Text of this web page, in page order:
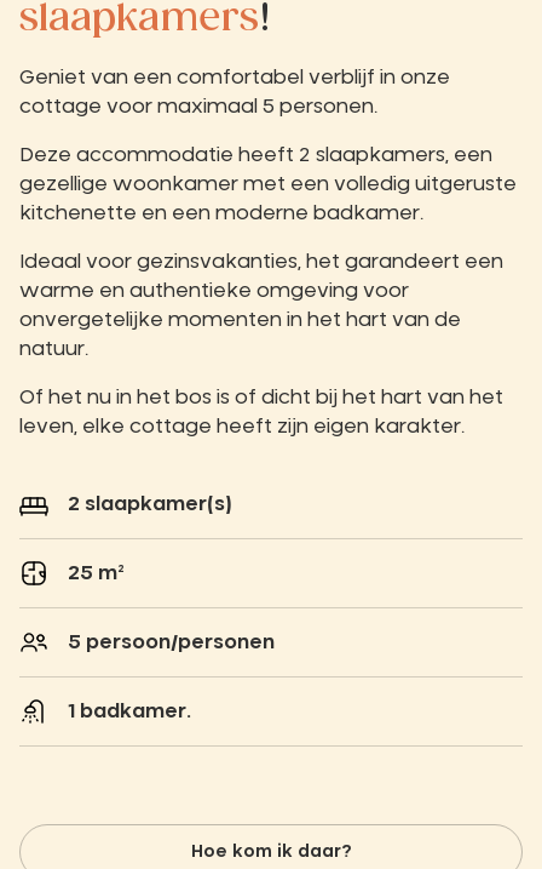
slaapkamers!
Geniet van een comfortabel verblijf in onze
cottage voor maximaal 5 personen.
Deze accommodatie heeft 2 slaapkamers, een
gezellige woonkamer met een volledig uitgeruste
kitchenette en een moderne badkamer.
Ideaal voor gezinsvakanties, het garandeert een
warme en authentieke omgeving voor
onvergetelijke momenten in het hart van de
natuur.
Of het nu in het bos is of dicht bij het hart van het
leven, elke cottage heeft zijn eigen karakter.
2 slaapkamer(s)
25 m²
5 persoon/personen
1 badkamer.
Hoe kom ik daar?